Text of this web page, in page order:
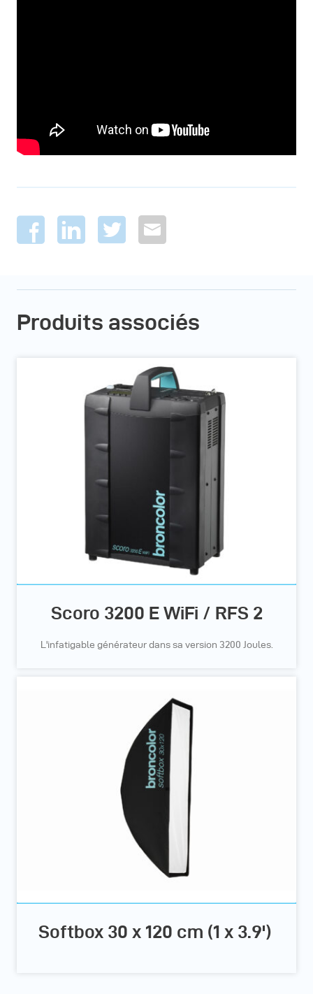
Produits associés
Scoro 3200 E WiFi / RFS 2
L'infatigable générateur dans sa version 3200 Joules.
Softbox 30 x 120 cm (1 x 3.9')